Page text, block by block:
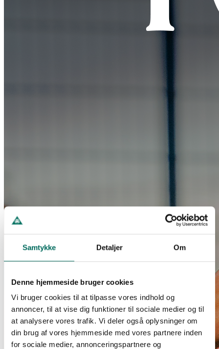
Samtykke Detaljer Om
Denne hjemmeside bruger cookies
Vi bruger cookies til at tilpasse vores indhold og
annoncer, til at vise dig funktioner til sociale medier og til
at analysere vores trafik. Vi deler også oplysninger om
din brug af vores hjemmeside med vores partnere inden
for sociale medier, annonceringspartnere og